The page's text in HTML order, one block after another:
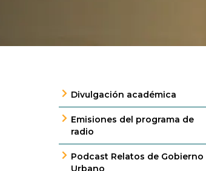
Divulgación académica
Emisiones del programa de
radio
Podcast Relatos de Gobierno
Urbano